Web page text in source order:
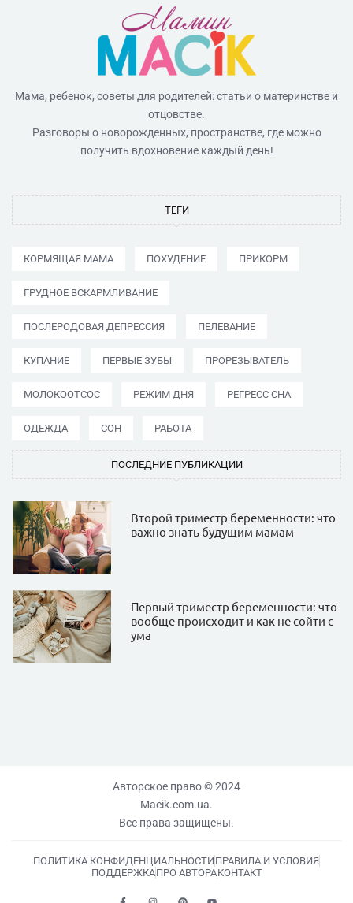
Мама, ребенок, советы для родителей: статьи о материнстве и
отцовстве.
Разговоры о новорожденных, пространстве, где можно
получить вдохновение каждый день!
ТЕГИ
КОРМЯЩАЯ МАМА ПОХУДЕНИЕ ПРИКОРМ
ГРУДНОЕ ВСКАРМЛИВАНИЕ
ПОСЛЕРОДОВАЯ ДЕПРЕССИЯ ПЕЛЕВАНИЕ
КУПАНИЕ ПЕРВЫЕ ЗУБЫ ПРОРЕЗЫВАТЕЛЬ
МОЛОКООТСОС РЕЖИМ ДНЯ РЕГРЕСС СНА
ОДЕЖДА СОН РАБОТА
ПОСЛЕДНИЕ ПУБЛИКАЦИИ
Второй триместр беременности: что
важно знать будущим мамам
Первый триместр беременности: что
вообще происходит и как не сойти с
ума
Авторское право © 2024
Macik.com.ua.
Все права защищены.
ПОЛИТИКА КОНФИДЕНЦИАЛЬНОСТИ ПРАВИЛА И УСЛОВИЯ
ПОДДЕРЖКАПРО АВТОРАКОНТАКТ